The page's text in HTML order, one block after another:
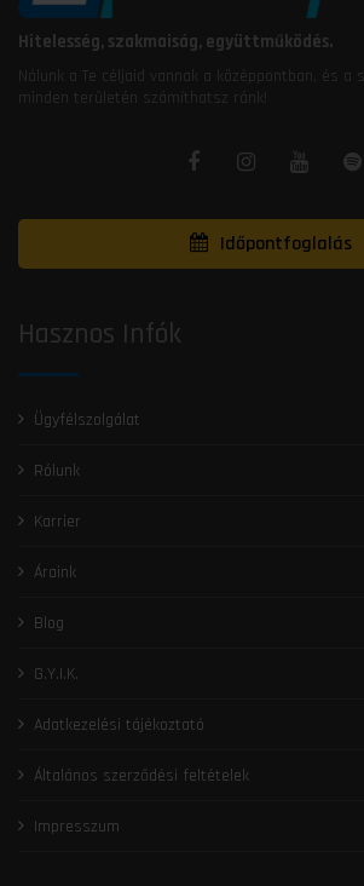
Hitelesség, szakmaiság, együttműködés.
Nálunk a Te céljaid vannak a középpontban, és a
minden területén számíthatsz ránk!
Időpontfoglalás
Hasznos Infók
Ügyfélszolgálat
Rólunk
Karrier
Áraink
Blog
G.Y.I.K.
Adatkezelési tájékoztató
Általános szerződési feltételek
Impresszum